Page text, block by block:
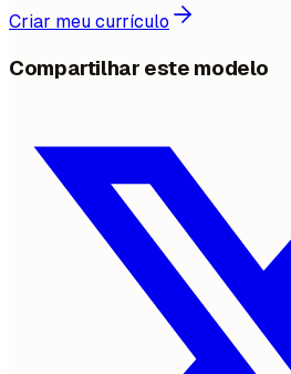
Criar meu currículo
Compartilhar este modelo